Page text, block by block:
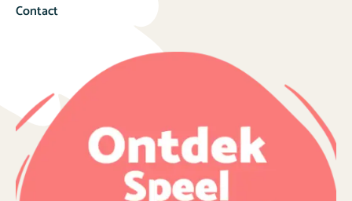
Contact